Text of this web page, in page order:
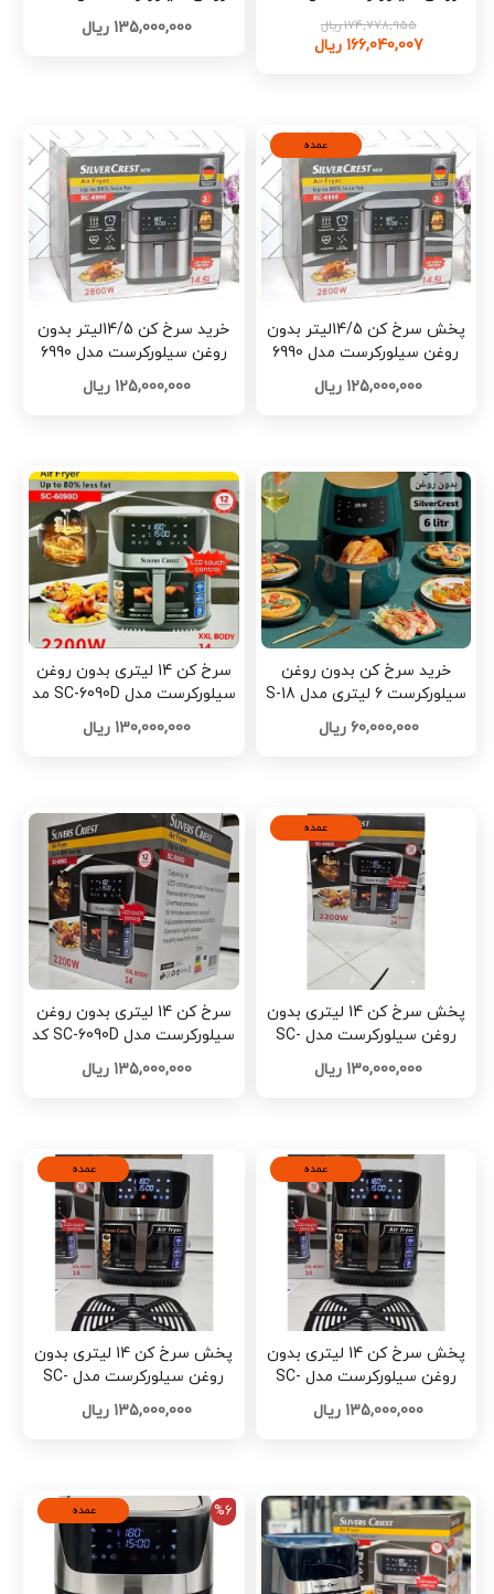
تک و عمده کد B938
174,778,955 ریال
166,040,007 ریال
تک و عمده کد B937
135,000,000 ریال
عمده
پخش سرخ کن 14/5لیتر بدون
روغن سیلورکرست مدل 6990
تک و عمده کد B936
125,000,000 ریال
خرید سرخ کن 14/5لیتر بدون
روغن سیلورکرست مدل 6990
تک و عمده کد B935
125,000,000 ریال
خرید سرخ کن بدون روغن
سیلورکرست 6 لیتری مدل S-18
تک و عمده کد R307
60,000,000 ریال
سرخ کن 14 لیتری بدون روغن
سیلورکرست مدل SC-6090D مد
130,000,000 ریال
عمده
پخش سرخ کن 14 لیتری بدون
روغن سیلورکرست مدل SC-
130,000,000 ریال
سرخ کن 14 لیتری بدون روغن
سیلورکرست مدل SC-6090D کد
135,000,000 ریال
عمده
پخش سرخ کن 14 لیتری بدون
روغن سیلورکرست مدل SC-
135,000,000 ریال
عمده
پخش سرخ کن 14 لیتری بدون
روغن سیلورکرست مدل SC-
135,000,000 ریال
عمده %6